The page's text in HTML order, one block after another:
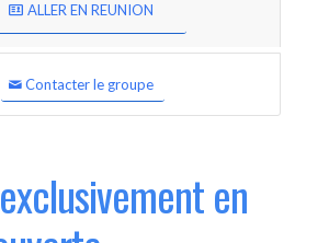
ALLER EN REUNION
Contacter le groupe
en